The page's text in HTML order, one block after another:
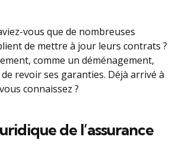
vous que de nombreuses
de mettre à jour leurs contrats ?
comme un déménagement,
revoir ses garanties. Déjà arrivé à
connaissez ?
de l’assurance